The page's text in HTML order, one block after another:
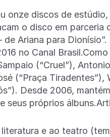
onze discos de
o disco em parceria
Ariana para
no Canal
(“Cruel”),
(“Praça
Desde 2006,
seus próprios
e ao teatro